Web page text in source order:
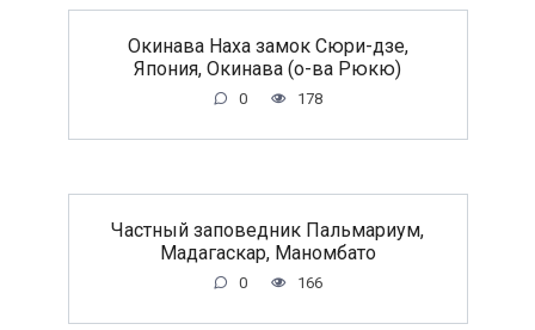
Окинава Наха замок Сюри-дзе,
Япония, Окинава (о-ва Рюкю)
0 178
Частный заповедник Пальмариум,
Мадагаскар, Маномбато
0 166